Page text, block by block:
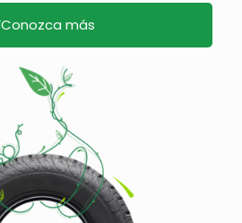
Conozca más